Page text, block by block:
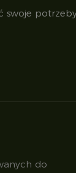
swoje
do